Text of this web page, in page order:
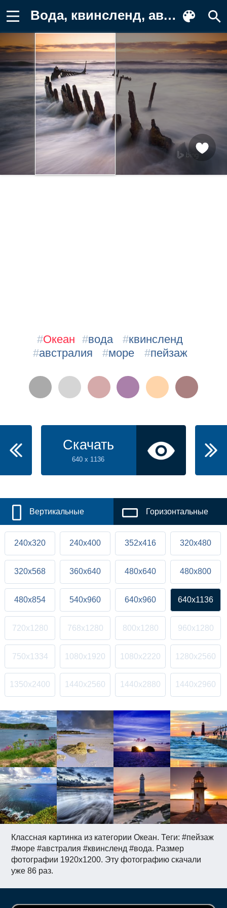
Вода, квинсленд, австралия, море, пейзаж Обои
Классная картинка из категории Океан. Теги: #пейзаж
#море #австралия #квинсленд #вода. Размер
фотографии 1920x1200. Эту фотографию скачали
уже 86 раз.
#Океан #вода #квинсленд
#австралия #море #пейзаж
Скачать
640 x 1136
Вертикальные Горизонтальные
240x320 240x400 352x416 320x480
320x568 360x640 480x640 480x800
480x854 540x960 640x960 640x1136
720x1280 768x1280 800x1280 960x1280
750x1334 1080x1920 1080x2220 1280x2560
1350x2400 1440x2560 1440x2880 1440x2960